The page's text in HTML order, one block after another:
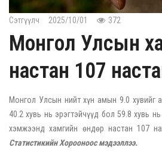
Сэтгүүлч 2025/10/01 372
Монгол Улсын
настан 107
Монгол Улсын нийт хүн амын 9.0 хувийг
40.2 хувь нь эрэгтэйчүүд бол 59.8 хувь
хэмжээнд хамгийн өндөр настан 107
Статистикийн Хорооноос мэдээллээ.